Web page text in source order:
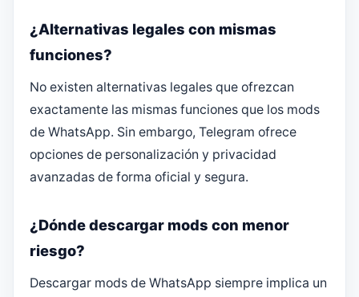
¿Alternativas legales con mismas
funciones?
No existen alternativas legales que ofrezcan
exactamente las mismas funciones que los mods
de WhatsApp. Sin embargo, Telegram ofrece
opciones de personalización y privacidad
avanzadas de forma oficial y segura.
¿Dónde descargar mods con menor
riesgo?
Descargar mods de WhatsApp siempre implica un